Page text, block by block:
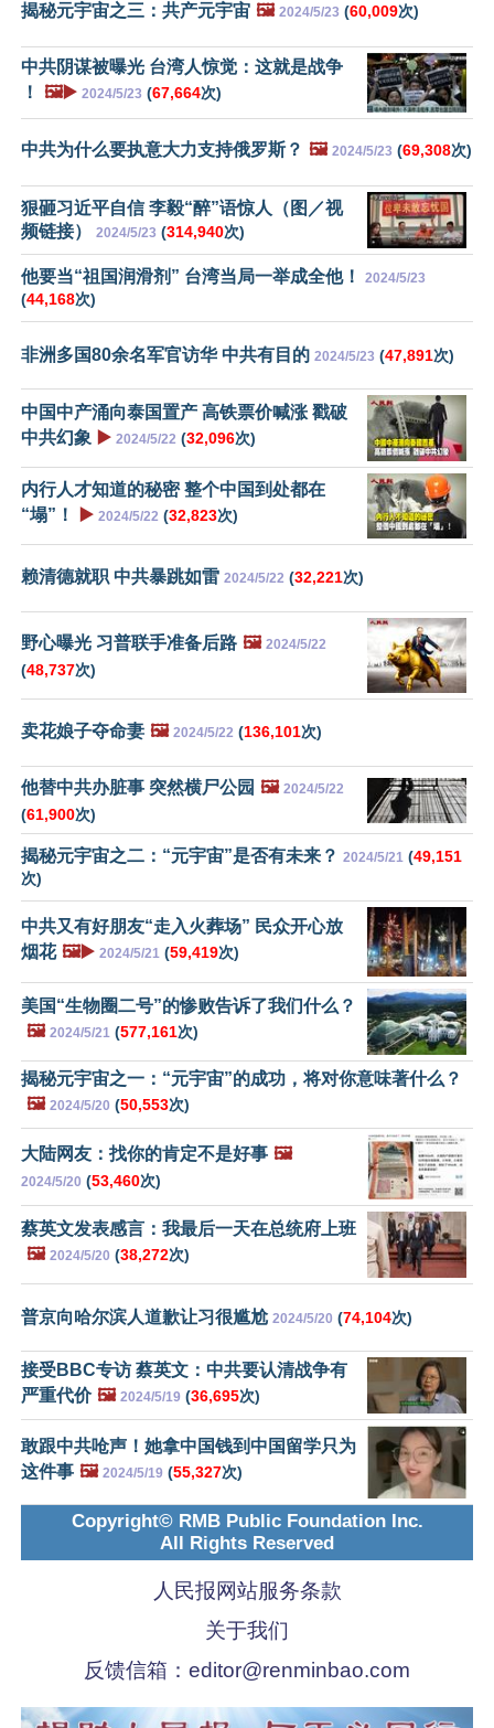
揭秘元宇宙之三：共产元宇宙 🖼️ 2024/5/23 (60,009次)
中共阴谋被曝光 台湾人惊觉：这就是战争
！
🖼️▶️ 2024/5/23 (67,664次)
中共为什么要执意大力支持俄罗斯？ 🖼️ 2024/5/23 (69,308次)
狠砸习近平自信 李毅“醉”语惊人（图／视
频链接）
2024/5/23 (314,940次)
他要当“祖国润滑剂” 台湾当局一举成全他！ 2024/5/23
(44,168次)
非洲多国80余名军官访华 中共有目的 2024/5/23 (47,891次)
中国中产涌向泰国置产 高铁票价喊涨 戳破
中共幻象 ▶️ 2024/5/22 (32,096次)
内行人才知道的秘密 整个中国到处都在
“塌”！
▶️ 2024/5/22 (32,823次)
赖清德就职 中共暴跳如雷 2024/5/22 (32,221次)
野心曝光 习普联手准备后路 🖼️ 2024/5/22
(48,737次)
卖花娘子夺命妻 🖼️ 2024/5/22 (136,101次)
他替中共办脏事 突然横尸公园 🖼️ 2024/5/22
(61,900次)
揭秘元宇宙之二：“元宇宙”是否有未来？ 2024/5/21 (49,151
次)
中共又有好朋友“走入火葬场” 民众开心放
烟花 🖼️▶️ 2024/5/21 (59,419次)
美国“生物圈二号”的惨败告诉了我们什么？
🖼️ 2024/5/21 (577,161次)
揭秘元宇宙之一：“元宇宙”的成功，将对你意味著什么？
🖼️ 2024/5/20 (50,553次)
大陆网友：找你的肯定不是好事 🖼️
2024/5/20 (53,460次)
蔡英文发表感言：我最后一天在总统府上班
🖼️ 2024/5/20 (38,272次)
普京向哈尔滨人道歉让习很尴尬 2024/5/20 (74,104次)
接受BBC专访 蔡英文：中共要认清战争有
严重代价 🖼️ 2024/5/19 (36,695次)
敢跟中共呛声！她拿中国钱到中国留学只为
这件事 🖼️ 2024/5/19 (55,327次)
Copyright© RMB Public Foundation Inc.
All Rights Reserved
人民报网站服务条款
关于我们
反馈信箱： editor@renminbao.com